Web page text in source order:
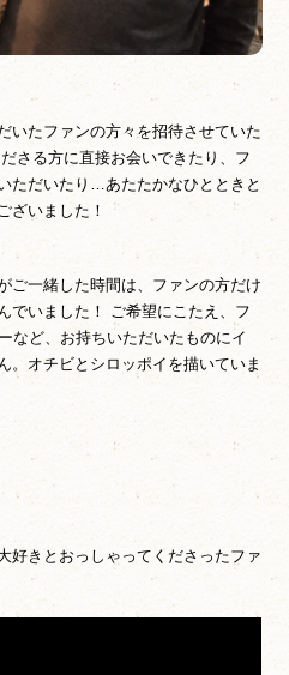
いたファンの方々を招待させていた
さる方に直接お会いできたり、フ
ただいたり…あたたかなひとときと
ざいました！
ご一緒した時間は、ファンの方だけ
でいました！ ご希望にこたえ、フ
など、お持ちいただいたものにイ
。オチビとシロッポイを描いていま
好きとおっしゃってくださったファ